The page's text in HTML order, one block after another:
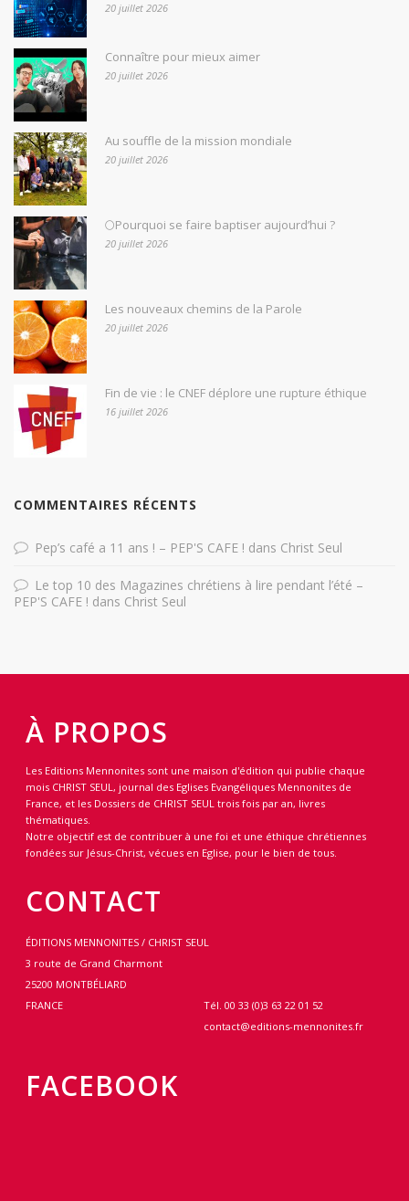
20 juillet 2026
Connaître pour mieux aimer
20 juillet 2026
Au souffle de la mission mondiale
20 juillet 2026
🌕Pourquoi se faire baptiser aujourd’hui ?
20 juillet 2026
Les nouveaux chemins de la Parole
20 juillet 2026
Fin de vie : le CNEF déplore une rupture éthique
16 juillet 2026
COMMENTAIRES RÉCENTS
Pep’s café a 11 ans ! – PEP'S CAFE ! dans Christ Seul
Le top 10 des Magazines chrétiens à lire pendant l’été –
PEP'S CAFE ! dans Christ Seul
À PROPOS
Les Editions Mennonites sont une maison d'édition qui publie chaque
mois CHRIST SEUL, journal des Eglises Evangéliques Mennonites de
France, et les Dossiers de CHRIST SEUL trois fois par an, livres
thématiques.
Notre objectif est de contribuer à une foi et une éthique chrétiennes
fondées sur Jésus-Christ, vécues en Eglise, pour le bien de tous.
CONTACT
ÉDITIONS MENNONITES / CHRIST SEUL
3 route de Grand Charmont
25200 MONTBÉLIARD
FRANCE
Tél. 00 33 (0)3 63 22 01 52
contact@editions-mennonites.fr
FACEBOOK